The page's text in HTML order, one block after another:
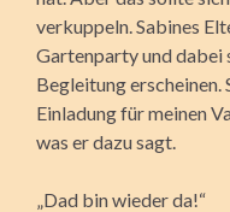
verkuppeln. Sabines
Gartenparty und dabei
Begleitung erscheinen.
Einladung für meinen
was er dazu sagt.
„Dad bin wieder da!“